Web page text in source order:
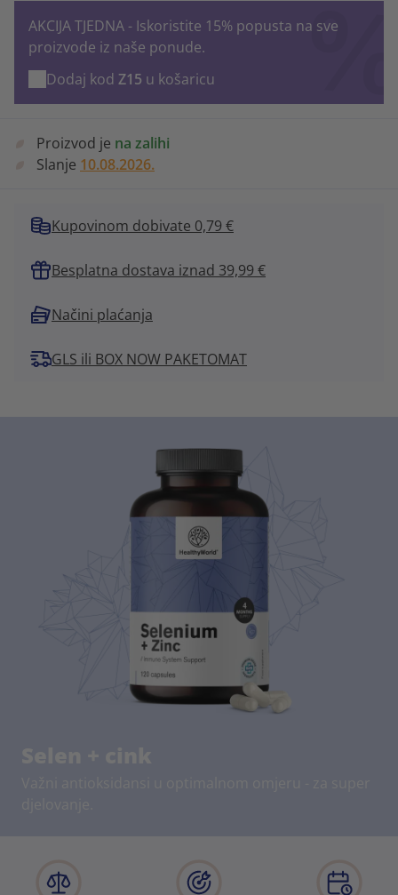
AKCIJA TJEDNA - Iskoristite 15% popusta na sve
proizvode iz naše ponude.
Dodaj kod Z15 u košaricu
Proizvod je na zalihi
Slanje 10.08.2026.
Kupovinom dobivate 0,79 €
Besplatna dostava iznad 39,99 €
Načini plaćanja
GLS ili BOX NOW PAKETOMAT